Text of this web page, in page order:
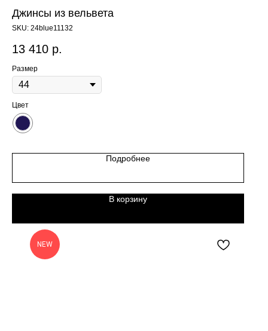
Джинсы из вельвета
SKU: 24blue11132
13 410 р.
Размер
Цвет
Подробнее
В корзину
NEW